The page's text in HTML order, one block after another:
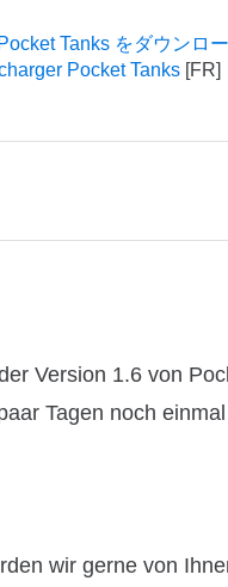
Pocket Tanks をダウンロ
Pocket Tanks
Version 1.6 von
Tagen noch
wir gerne von